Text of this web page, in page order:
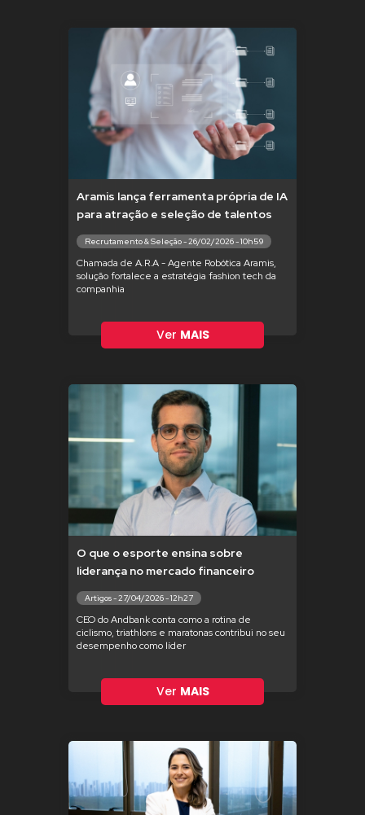
Aramis lança ferramenta própria de IA
para atração e seleção de talentos
Recrutamento & Seleção - 26/02/2026 - 10h59
Chamada de A.R.A - Agente Robótica Aramis,
solução fortalece a estratégia fashion tech da
companhia
Ver MAIS
O que o esporte ensina sobre
liderança no mercado financeiro
Artigos - 27/04/2026 - 12h27
CEO do Andbank conta como a rotina de
ciclismo, triathlons e maratonas contribui no seu
desempenho como líder
Ver MAIS